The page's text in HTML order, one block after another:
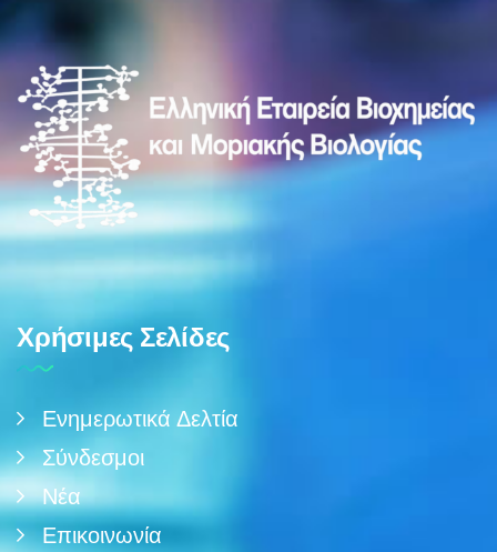
Χρήσιμες Σελίδες
Ενημερωτικά Δελτία
Σύνδεσμοι
Νέα
Επικοινωνία